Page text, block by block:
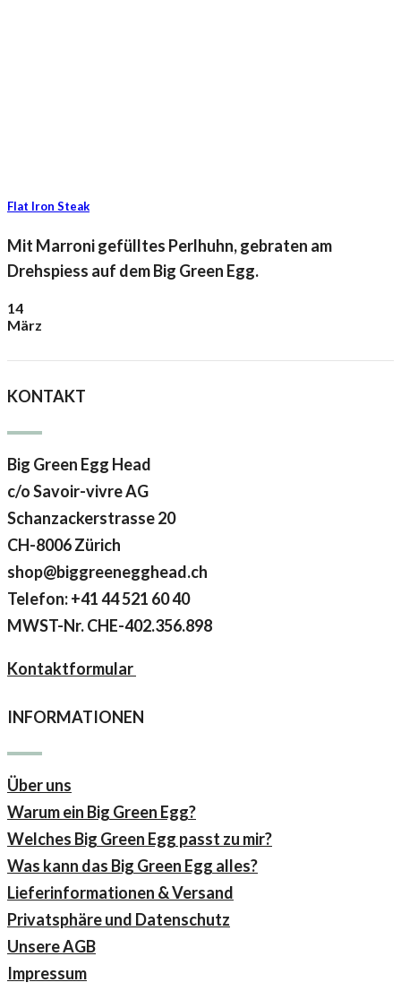
Flat Iron Steak
Mit Marroni gefülltes Perlhuhn, gebraten am
Drehspiess auf dem Big Green Egg.
14
März
KONTAKT
Big Green Egg Head
c/o Savoir-vivre AG
Schanzackerstrasse 20
CH-8006 Zürich
shop@biggreenegghead.ch
Telefon: +41 44 521 60 40
MWST-Nr.CHE-402.356.898
Kontaktformular
INFORMATIONEN
Über uns
Warum ein Big Green Egg?
Welches Big Green Egg passt zu mir?
Was kann das Big Green Egg alles?
Lieferinformationen & Versand
Privatsphäre und Datenschutz
Unsere AGB
Impressum